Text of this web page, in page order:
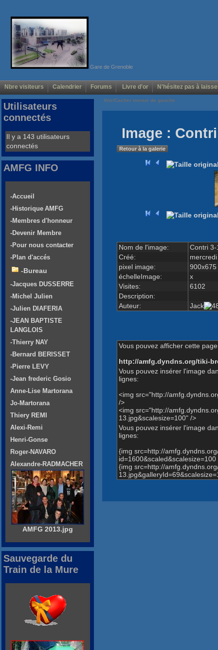
Gare de Grenoble
Nbre visiteurs Calendrier Forums Livre d'or N'hésitez pas à
Voir/Cacher menus de gauche
Image :
Retour à la galerie
Nom de l'image:
Contri
Créé:
pixel image:
900x675
échelleImage:
x
Visites:
6102
Description:
Auteur:
Jack
Vous pouvez afficher cette
http://amfg.dyndns.org/tiki-
Vous pouvez insérer l'image
lignes:
<img src="http://
/>
<img src="http://
13.jpg&scalesize=100" />
Vous pouvez insérer l'image
lignes:
{img src=http://
id=1600&scaled&scalesize=100
{img src=http://
Utilisateurs
connectés
Il y a 143 utilisateurs
connectés
AMFG INFO
-Accueil
-Historique AMFG
-Membres d'honneur
-Devenir Membre
-Pour nous contacter
-Plan d'accés
-Bureau
-Jacques DUSSERRE
-Michel Julien
-Julien DIAFERIA
-JEAN BAPTISTE
LANGLOIS
-Thierry NAY
-Bernard BERISSET
-Pierre LEVY
-Jean frederic Gosio
Anne-Lise Martorana
Jo-Martorana
Thiery REMI
Alexi-Remi
Henri-Gonse
Roger-NAVARO
Alexandre-RADMACHER
AMFG 2013.jpg
Sauvegarde du
Train de la Mure